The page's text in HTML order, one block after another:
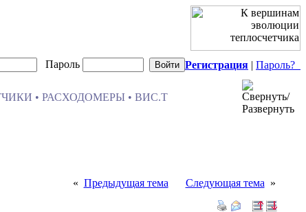
Пароль Регистрация | Пароль?
• РАСХОДОМЕРЫ • ВИС.Т
« Предыдущая тема Следующая тема »